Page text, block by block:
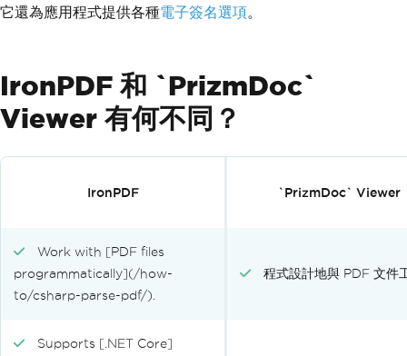
它還為應用程式提供各種電子簽名選項。
IronPDF 和 `PrizmDoc`
Viewer 有何不同？
IronPDF `PrizmDoc` Viewer
Work with [PDF files
programmatically](/how-
to/csharp-parse-pdf/).
程式設計地與 PDF 文件
Supports [.NET Core]